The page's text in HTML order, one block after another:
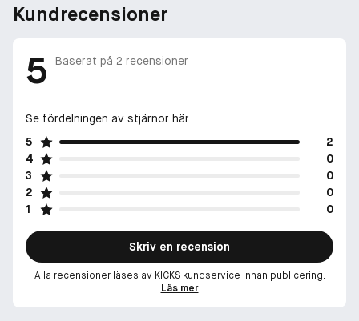
Kundrecensioner
5 Baserat på 2 recensioner
Se fördelningen av stjärnor här
5
2
4
0
3
0
2
0
1
0
Skriv en recension
Alla recensioner läses av KICKS kundservice innan publicering.
Läs mer